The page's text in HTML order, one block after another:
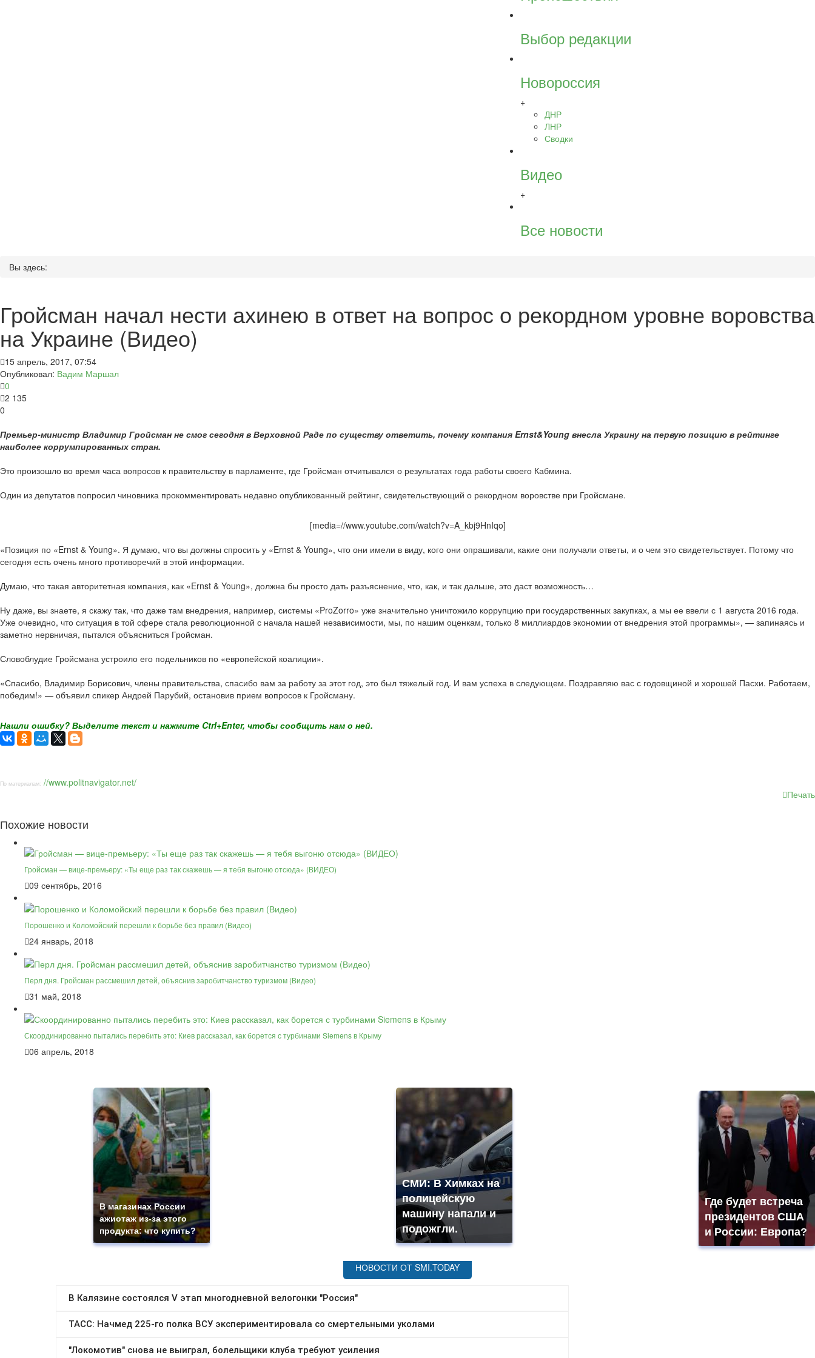
Выбор редакции
Новороссия
+
ДНР
ЛНР
Сводки
Видео
+
Все новости
Вы здесь:
Гройсман начал нести ахинею в ответ на вопрос о рекордном уровне воровства
на Украине (Видео)
15 апрель, 2017, 07:54
Опубликовал: Вадим Маршал
0
2 135
0
Премьер-министр Владимир Гройсман не смог сегодня в Верховной Раде по существу ответить, почему компания Ernst&Young внесла Украину на первую позицию в рейтинге
наиболее коррумпированных стран.
Это произошло во время часа вопросов к правительству в парламенте, где Гройсман отчитывался о результатах года работы своего Кабмина.
Один из депутатов попросил чиновника прокомментировать недавно опубликованный рейтинг, свидетельствующий о рекордном воровстве при Гройсмане.
[media=//www.youtube.com/watch?v=A_kbj9HnIqo]
«Позиция по «Ernst & Young». Я думаю, что вы должны спросить у «Ernst & Young», что они имели в виду, кого они опрашивали, какие они получали ответы, и о чем это свидетельствует. Потому что
сегодня есть очень много противоречий в этой информации.
Думаю, что такая авторитетная компания, как «Ernst & Young», должна бы просто дать разъяснение, что, как, и так дальше, это даст возможность…
Ну даже, вы знаете, я скажу так, что даже там внедрения, например, системы «ProZorro» уже значительно уничтожило коррупцию при государственных закупках, а мы ее ввели с 1 августа 2016 года.
Уже очевидно, что ситуация в той сфере стала революционной с начала нашей независимости, мы, по нашим оценкам, только 8 миллиардов экономии от внедрения этой программы», — запинаясь и
заметно нервничая, пытался объясниться Гройсман.
Словоблудие Гройсмана устроило его подельников по «европейской коалиции».
«Спасибо, Владимир Борисович, члены правительства, спасибо вам за работу за этот год, это был тяжелый год. И вам успеха в следующем. Поздравляю вас с годовщиной и хорошей Пасхи. Работаем,
победим!» — объявил спикер Андрей Парубий, остановив прием вопросов к Гройсману.
Нашли ошибку? Выделите текст и нажмите Ctrl+Enter, чтобы сообщить нам о ней.
По материалам: //www.politnavigator.net/
Печать
Похожие новости
Гройсман — вице-премьеру: «Ты еще раз так скажешь — я тебя выгоню отсюда» (ВИДЕО)
09 сентябрь, 2016
Порошенко и Коломойский перешли к борьбе без правил (Видео)
24 январь, 2018
Перл дня. Гройсман рассмешил детей, объяснив заробитчанство туризмом (Видео)
31 май, 2018
Скоординированно пытались перебить это: Киев рассказал, как борется с турбинами Siemens в Крыму
06 апрель, 2018
В магазинах России
ажиотаж из-за этого
продукта: что купить?
СМИ: В Химках на
полицейскую
машину напали и
подожгли.
Где будет встреча
президентов США
и России: Европа?